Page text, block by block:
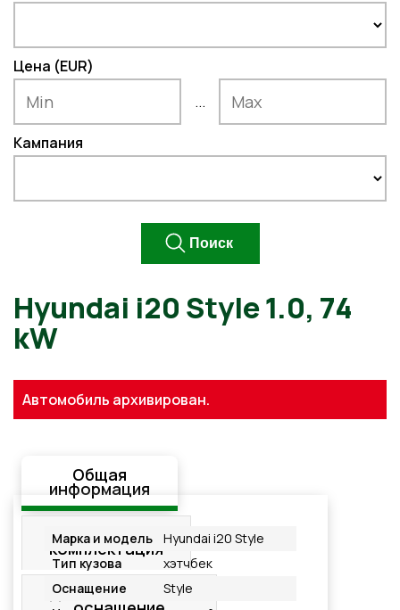
Цена (EUR)
...
Кампания
Hyundai i20 Style 1.0, 74
kW
Автомобиль архивирован.
Общая
информация
Стандартная
комплектация
Дополнительное
Марка и модель
Hyundai i20 Style
Тип кузова
хэтчбек
Оснащение
Style